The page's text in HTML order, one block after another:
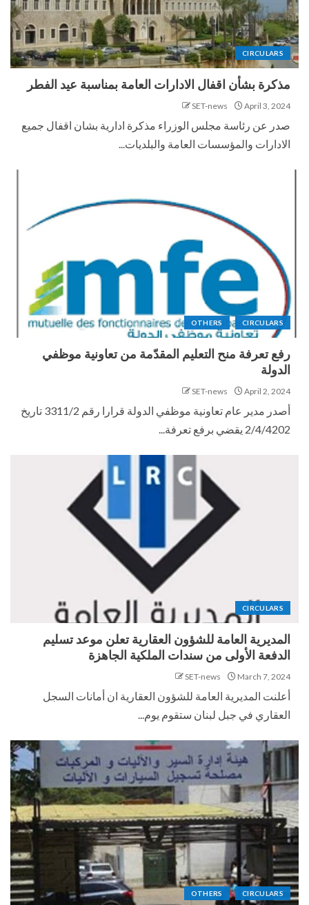
CIRCULARS
مذكرة بشأن اقفال الادارات العامة بمناسبة عيد الفطر
April 3, 2024
SET-news
صدر عن رئاسة مجلس الوزراء مذكرة ادارية بشان اقفال جميع
الادارات والمؤسسات العامة والبلديات...
CIRCULARS
OTHERS
رفع تعرفة منح التعليم المقدّمة من تعاونية موظفي
الدولة
April 2, 2024
SET-news
أصدر مدير عام تعاونية موظفي الدولة قرارا رقم 3311/2 تاريخ
2/4/4202 يقضي برفع تعرفة...
CIRCULARS
المديرية العامة للشؤون العقارية تعلن موعد تسليم
الدفعة الأولى من سندات الملكية الجاهزة
March 7, 2024
SET-news
أعلنت المديرية العامة للشؤون العقارية ان أمانات السجل
العقاري في جبل لبنان ستقوم يوم...
CIRCULARS
OTHERS